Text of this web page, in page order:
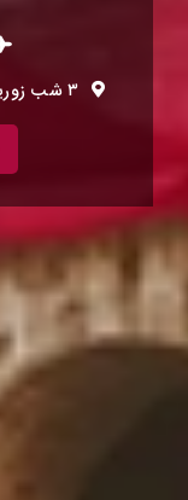
۳ شب زوریخ - ۳ شب رم